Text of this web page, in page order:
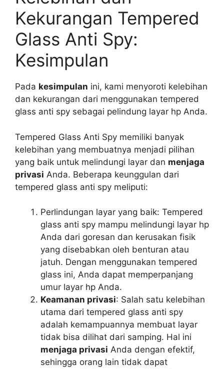
Kekurangan Tempered
Glass Anti Spy:
Kesimpulan
Pada kesimpulan ini, kami menyoroti kelebihan
dan kekurangan dari menggunakan tempered
glass anti spy sebagai pelindung layar hp Anda.
Tempered Glass Anti Spy memiliki banyak
kelebihan yang membuatnya menjadi pilihan
yang baik untuk melindungi layar dan menjaga
privasi Anda. Beberapa keunggulan dari
tempered glass anti spy meliputi:
Perlindungan layar yang baik: Tempered
glass anti spy mampu melindungi layar hp
Anda dari goresan dan kerusakan fisik
yang disebabkan oleh benturan atau
jatuh. Dengan menggunakan tempered
glass ini, Anda dapat memperpanjang
umur layar hp Anda.
Keamanan privasi: Salah satu kelebihan
utama dari tempered glass anti spy
adalah kemampuannya membuat layar
tidak bisa dilihat dari samping. Hal ini
menjaga privasi Anda dengan efektif,
sehingga orang lain tidak dapat